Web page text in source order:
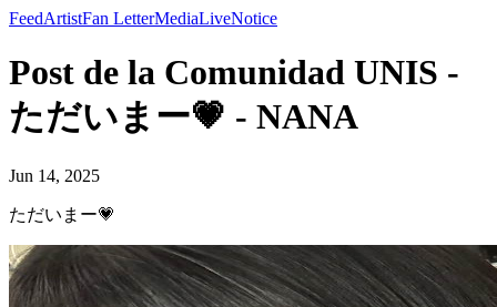
FeedArtistFan LetterMediaLiveNotice
Post de la Comunidad UNIS -
ただいまー💗 - NANA
Jun 14, 2025
ただいまー💗